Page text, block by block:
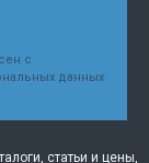
с
данных
статьи и цены,